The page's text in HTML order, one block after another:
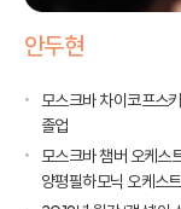
안두현
모스크바 차이코프스
졸업
모스크바 챔버 오케스
양평필하모닉 오케스